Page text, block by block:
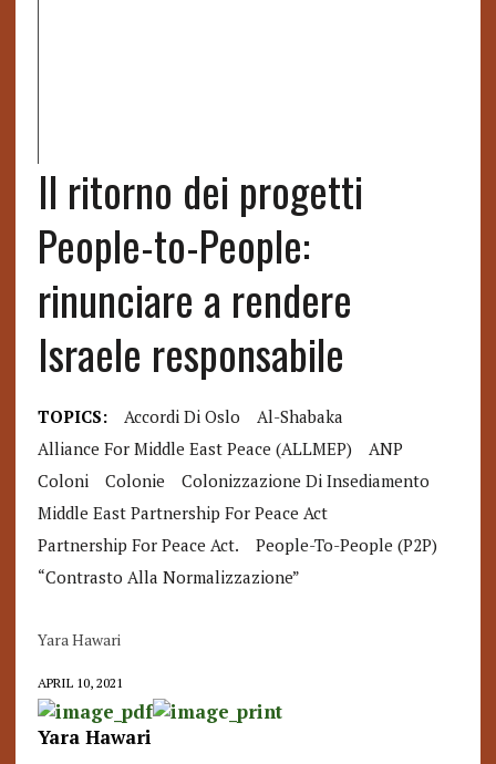
Il ritorno dei progetti
People-to-People:
rinunciare a rendere
Israele responsabile
TOPICS: Accordi Di Oslo
Al-Shabaka
Alliance For Middle East Peace (ALLMEP)
ANP
Coloni
Colonie
Colonizzazione Di Insediamento
Middle East Partnership For Peace Act
Partnership For Peace Act.
People-To-People (P2P)
“Contrasto Alla Normalizzazione”
Yara Hawari
APRIL 10, 2021
Yara Hawari